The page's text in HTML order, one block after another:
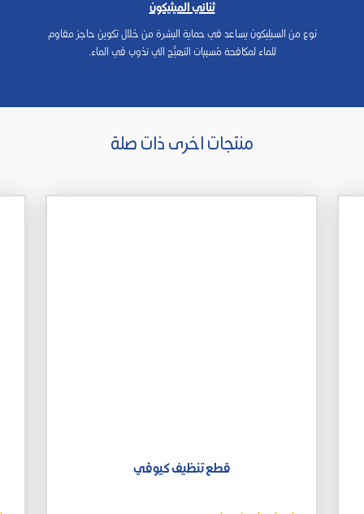
ثنائي الميثيكون
نوع من السيليكون يساعد في حماية البشرة من خلال تكوين حاجز مقاوم
للماء لمكافحة مُسببات التهيُّج التي تذوب في الماء.
منتجات اخرى ذات صلة
قطع تنظيف كيوڤي